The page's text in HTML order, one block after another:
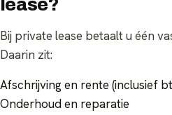
lease?
Bij private lease betaalt u één
Daarin zit:
Afschrijving en rente (inclusief
Onderhoud en reparatie